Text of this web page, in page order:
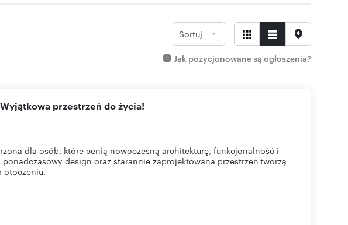
Sortuj
Jak pozycjonowane są ogłoszenia?
przestrzeń do życia!
dla osób, które cenią nowoczesną architekturę, funkcjonalność i
design oraz starannie zaprojektowana przestrzeń tworzą
otoczeniu.